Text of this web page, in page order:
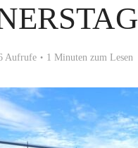
Aufrufe 1 Minuten zum Lesen